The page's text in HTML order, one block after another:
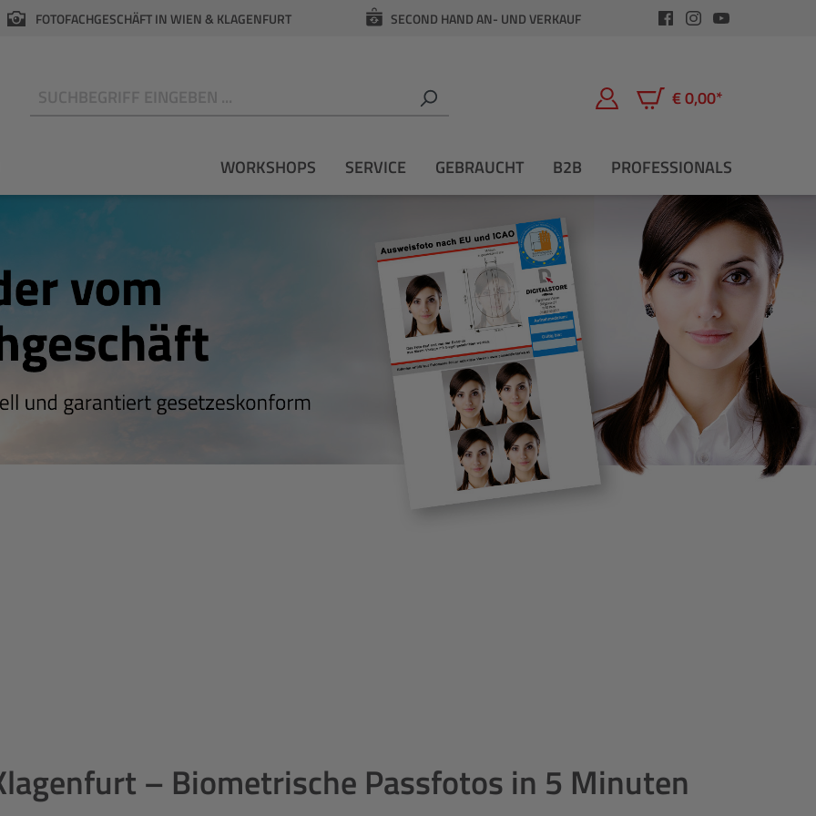
FOTOFACHGESCHÄFT IN WIEN & KLAGENFURT SECOND HAND AN- UND VERKAUF
€ 0,00*
Warenkorb enthält 0
WORKSHOPS SERVICE GEBRAUCHT B2B PROFESSIONALS
– Biometrische Passfotos in 5 Minuten